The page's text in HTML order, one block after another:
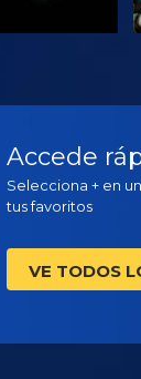
Accede
Selecciona + en
tus favoritos
VE TODOS